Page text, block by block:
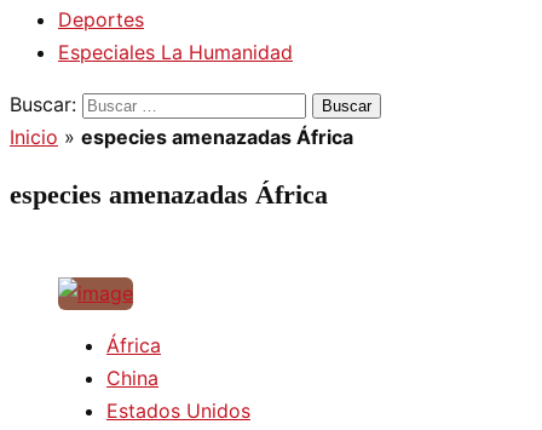
Deportes
Especiales La Humanidad
Buscar:
Inicio » especies amenazadas África
especies amenazadas África
África
China
Estados Unidos